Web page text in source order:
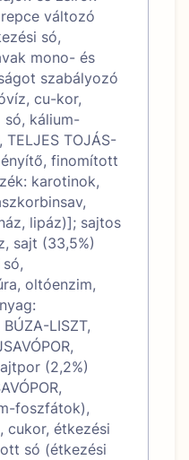
változó
só,
mono- és
szabályozó
cu-kor,
kálium-
TELJES TOJÁS-
finomított
karotinok,
lipáz)]; sajtos
sajt (33,5%)
oltóenzim,
LISZT,
(2,2%)
foszfátok),
cukor, étkezési
só (étkezési